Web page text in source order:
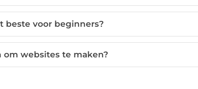
beste voor beginners?
websites te maken?